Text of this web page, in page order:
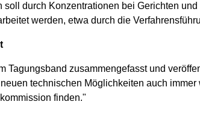
durch Konzentrationen bei Gerichten
werden, etwa durch die
Tagungsband zusammengefasst und
technischen Möglichkeiten auch
finden."